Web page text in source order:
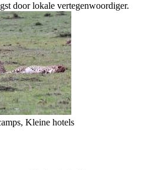
door lokale vertegenwoordiger.
Kleine hotels